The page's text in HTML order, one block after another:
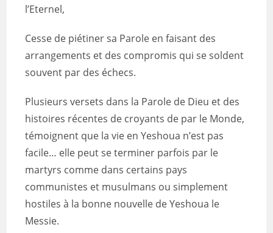
l’Eternel,
Cesse de piétiner sa Parole en faisant des
arrangements et des compromis qui se soldent
souvent par des échecs.
Plusieurs versets dans la Parole de Dieu et des
histoires récentes de croyants de par le Monde,
témoignent que la vie en Yeshoua n’est pas
facile… elle peut se terminer parfois par le
martyrs comme dans certains pays
communistes et musulmans ou simplement
hostiles à la bonne nouvelle de Yeshoua le
Messie.